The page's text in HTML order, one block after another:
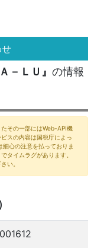
－ＬＵ』 の情報
その一部にはWeb-API機
スの内容は国税庁によっ
心の注意を払っておりま
タイムラグがあります。
い。